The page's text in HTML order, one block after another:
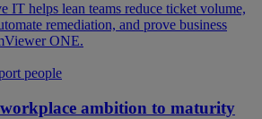
IT helps lean teams reduce ticket volume,
remediation, and prove business
ONE.
people
ambition to maturity